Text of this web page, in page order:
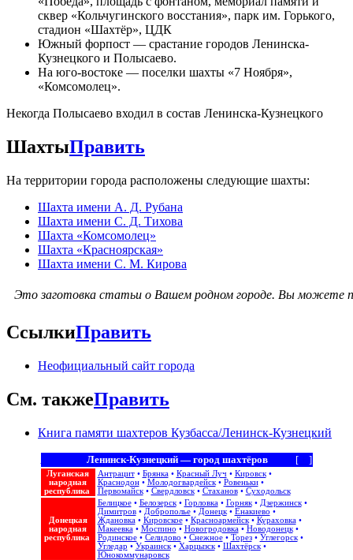
сквер «Кольчугинского восстания», парк им. Горького,
стадион «Шахтёр», ЦДК
Южный форпост — срастание городов Ленинска-
Кузнецкого и Полысаево.
На юго-востоке — поселки шахты «7 Ноября»,
«Комсомолец».
Некогда Полысаево входил в состав Ленинска-Кузнецкого
ШахтыПравить
На территории города расположены следующие шахты:
Шахта имени А. Д. Рубана
Шахта имени С. Д. Тихова
Шахта «Комсомолец»
Шахта «Красноярская»
Шахта имени С. М. Кирова
Это заготовка статьи о Вашем родном городе. Вы можете
СсылкиПравить
Неофициальный сайт города
См. такжеПравить
Книга памяти шахтеров Кузбасса/Ленинск-Кузнецкий
[+ ]
Ленинск-Кузнецкий — город шахтёров
Луганская
народная
республика
Антрацит• Брянка• Красный Луч• Кировск•
Краснодон• Молодогвардейск• Ровеньки•
Первомайск• Свердловск• Стаханов• Суходольск
Донецкая
народная
республика
Белицкое• Белозерск• Горловка• Горняк• Дзержинск•
Димитров• Доброполье• Донецк• Енакиево •
Ждановка• Кировское• Красноармейск• Кураховка•
Макеевка• Моспино • Новогродовка• Новодонецк•
Родинское• Селидово • Снежное• Торез• Углегорск•
Угледар • Украинск• Харцызск• Шахтёрск•
Юнокоммунаровск